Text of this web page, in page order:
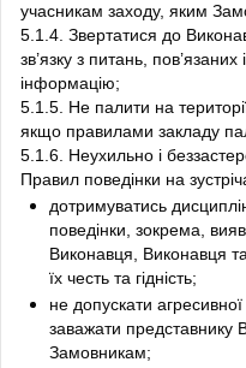
учасникам заходу, яким
5.1.4. Звертатися до
зв’язку з питань,
інформацію;
5.1.5. Не палити на
якщо правилами закладу
5.1.6. Неухильно і
Правил поведінки на
дотримуватись
поведінки, зокрема,
Виконавця, Виконавця
їх честь та гідність;
не допускати
заважати
Замовникам;